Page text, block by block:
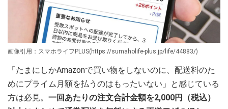
画像引用：スマホライフPLUS(https://sumaholife-plus.jp/life/44883/)
「たまにしかAmazonで買い物をしないのに、配送料のた
めにプライム月額を払うのはもったいない」と感じている
方は必見。 一回あたりの注文合計金額を2,000円（税込）